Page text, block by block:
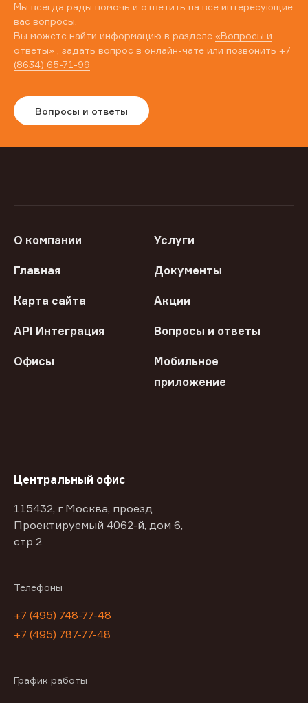
Мы всегда рады помочь и ответить на все интересующие
вас вопросы.
Вы можете найти информацию в разделе «Вопросы и
ответы» , задать вопрос в онлайн-чате или позвонить +7
(8634) 65-71-99
Вопросы и ответы
О компании Услуги
Главная Документы
Карта сайта Акции
API Интеграция Вопросы и ответы
Офисы
Мобильное
приложение
Центральный офис
115432, г Москва, проезд
Проектируемый 4062-й, дом 6,
стр 2
Телефоны
+7 (495) 748-77-48
+7 (495) 787-77-48
График работы